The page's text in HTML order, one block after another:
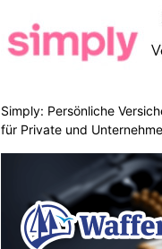
Simply: Persönliche
für Private und